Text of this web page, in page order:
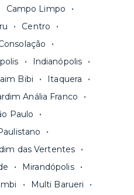
casos, até
com a facilidade de
mês junto com o
Quer ainda mais
unidade com serviços
e manutenção para a
de mudança: é
a morar.
mais longos. Você
e escolher o prazo
de vida na página das
oprocesso de
Yuca e assina o
ou celular.
Campo Limpo
Centro
Indianópolis
Bibi
Itaquera
Anália Franco
Paulo
das Vertentes
Mirandópolis
Multi Barueri